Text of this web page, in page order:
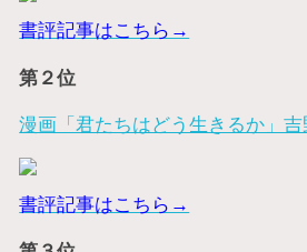
書評記事はこちら→
第２位
漫画「君たちはどう生きるか」
書評記事はこちら→